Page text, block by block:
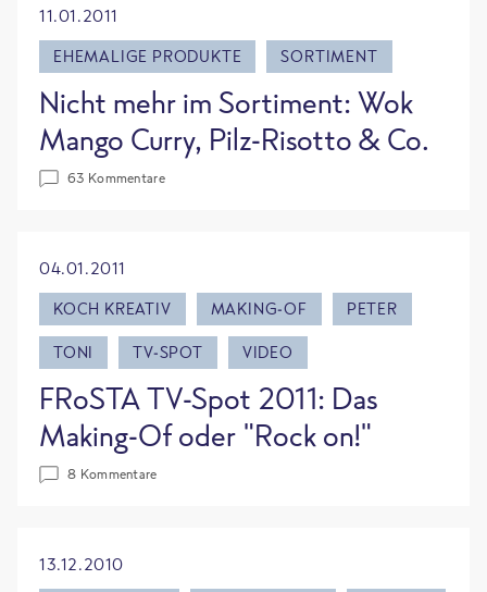
11.01.2011
EHEMALIGE PRODUKTE
SORTIMENT
Nicht mehr im Sortiment: Wok
Mango Curry, Pilz-Risotto & Co.
63 Kommentare
04.01.2011
KOCH KREATIV
MAKING-OF PETER
TONI TV-SPOT VIDEO
FRoSTA TV-Spot 2011: Das
Making-Of oder "Rock on!"
8 Kommentare
13.12.2010